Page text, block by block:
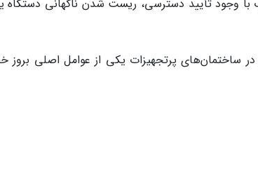
با وجود تأیید دسترسی، ریست شدن ناگهانی دستگاه
در ساختمان‌های پرتجهیزات یکی از عوامل اصلی